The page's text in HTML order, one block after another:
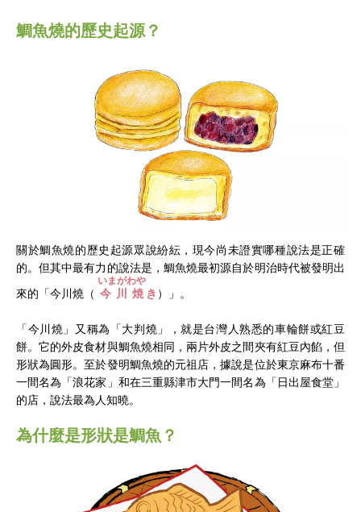
鯛魚燒的歷史起源？
關於鯛魚燒的歷史起源眾說紛紜，現今尚未證實哪種說法是正確
的。但其中最有力的說法是，鯛魚燒最初源自於明治時代被發明出
來的「今川燒（ 今川焼
いまがわや
き ）」。
「今川燒」又稱為「大判燒」，就是台灣人熟悉的車輪餅或紅豆
餅。它的外皮食材與鯛魚燒相同，兩片外皮之間夾有紅豆內餡，但
形狀為圓形。至於發明鯛魚燒的元祖店，據說是位於東京麻布十番
一間名為「浪花家」和在三重縣津市大門一間名為「日出屋食堂」
的店，說法最為人知曉。
為什麼是形狀是鯛魚？